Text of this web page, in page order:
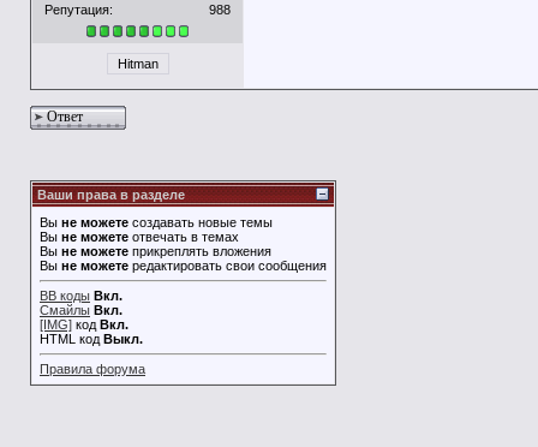
Репутация:
988
Hitman
Ответ
Ваши права в разделе
Вы не можете создавать новые темы
Вы не можете отвечать в темах
Вы не можете прикреплять вложения
Вы не можете редактировать свои сообщения
BB коды Вкл.
Смайлы Вкл.
[IMG] код Вкл.
HTML код Выкл.
Правила форума